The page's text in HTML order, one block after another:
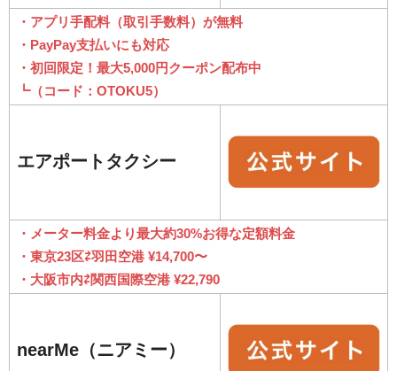
・アプリ手配料（取引手数料）が無料
・PayPay支払いにも対応
・初回限定！最大5,000円クーポン配布中
┗（コード：OTOKU5）
エアポートタクシー
・メーター料金より最大約30%お得な定額料金
・東京23区⇄羽田空港 ¥14,700〜
・大阪市内⇄関西国際空港 ¥22,790
nearMe（ニアミー）